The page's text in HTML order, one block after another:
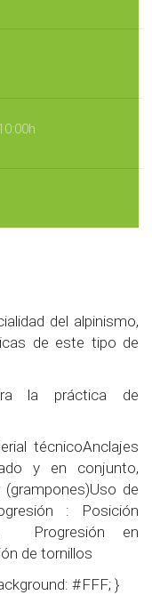
del alpinismo,
de este tipo de
la práctica de
técnicoAnclajes
y en conjunto,
de
: Posición
Progresión en
de tornillos
#FFF; }